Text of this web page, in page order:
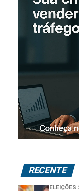
RECENTE
ELEIÇÕES